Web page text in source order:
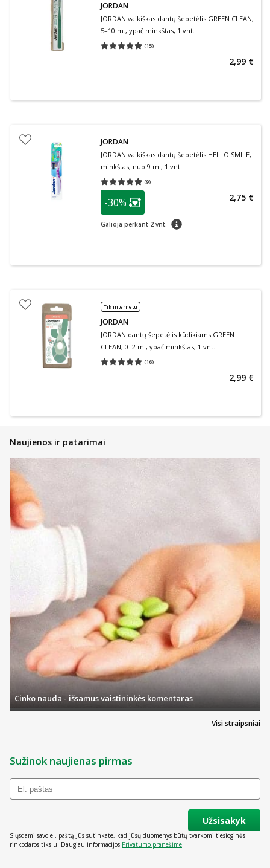
JORDAN
JORDAN vaikiškas dantų šepetėlis GREEN CLEAN,
5–10 m., ypač minkštas, 1 vnt.
(15)
Vidutinis įvertinimas 4.93
2,99 €
JORDAN
JORDAN vaikiškas dantų šepetėlis HELLO SMILE,
minkštas, nuo 9 m., 1 vnt.
(9)
Vidutinis įvertinimas 4.89
patarimas
Lojalumo klubo narių nuolaida
-30%
Galioja perkant 2 vnt. patarimas
2,75 €
Tik internetu
JORDAN
JORDAN dantų šepetėlis kūdikiams GREEN
CLEAN, 0–2 m., ypač minkštas, 1 vnt.
(16)
Vidutinis įvertinimas 5.00
2,99 €
Naujienos ir patarimai
Visi straipsniai
Cinko nauda - išsamus vaistininkės komentaras
Sužinok naujienas pirmas
Užsisakyk
Siųsdami savo el. paštą Jūs sutinkate, kad jūsų duomenys būtų tvarkomi tiesioginės
rinkodaros tikslu. Daugiau informacijos Privatumo pranešime.